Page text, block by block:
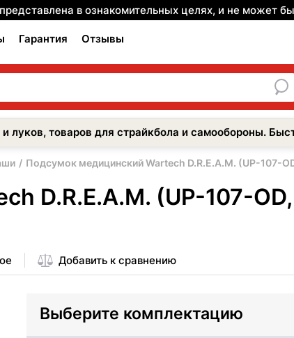
в ознакомительных целях, и не может
Гарантия Отзывы
луков, товаров для страйкбола и самообороны.
Подсумок медицинский Wartech D.R.E.A.M. (UP-107-
D.R.E.A.M. (UP-107-
Добавить к сравнению
Выберите комплектацию